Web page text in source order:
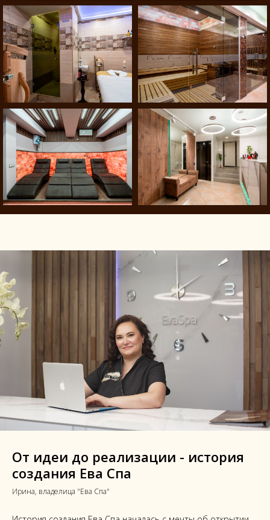
От идеи до реализации - история
создания Ева Спа
Ирина, владелица "Ева Спа"